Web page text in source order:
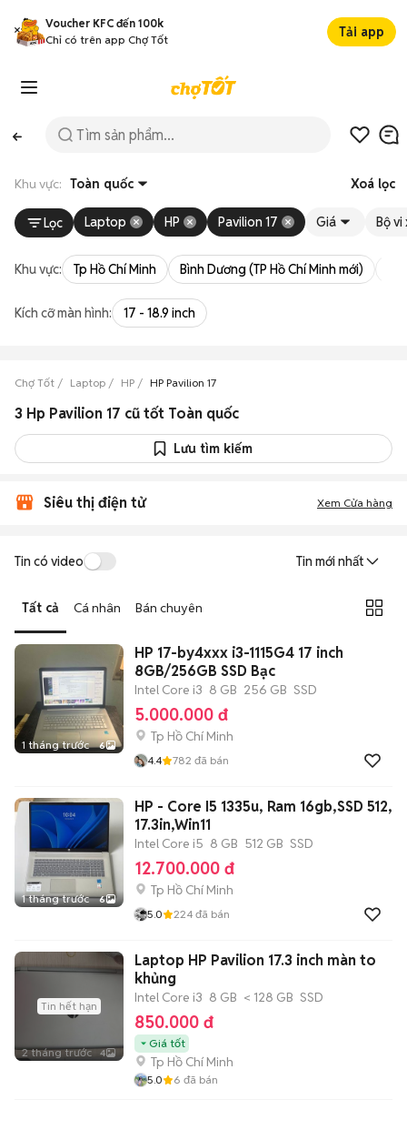
Voucher KFC đến 100k
Chỉ có trên app Chợ Tốt
Tải app
Khu vực: Toàn quốc Xoá lọc
Lọc Laptop HP Pavilion 17 Giá Bộ vi
Khu vực: Tp Hồ Chí Minh Bình Dương (TP Hồ Chí Minh mới)
Kích cỡ màn hình: 17 - 18.9 inch
Chợ Tốt Laptop HP HP Pavilion 17
3 Hp Pavilion 17 cũ tốt Toàn quốc
Lưu tìm kiếm
Siêu thị điện tử Xem Cửa hàng
Tin có video Tin mới nhất
Tất cả Cá nhân Bán chuyên
1 tháng trước 6
HP 17-by4xxx i3-1115G4 17 inch
8GB/256GB SSD Bạc
Intel Core i3 8 GB 256 GB SSD
5.000.000 đ
Tp Hồ Chí Minh
4.4 782 đã bán
1 tháng trước 6
HP - Core I5 1335u, Ram 16gb,SSD 512,
17.3in,Win11
Intel Core i5 8 GB 512 GB SSD
12.700.000 đ
Tp Hồ Chí Minh
5.0 224 đã bán
Tin hết hạn
2 tháng trước 4
Laptop HP Pavilion 17.3 inch màn to
khủng
Intel Core i3 8 GB < 128 GB SSD
850.000 đ
Giá tốt
Tp Hồ Chí Minh
5.0 6 đã bán